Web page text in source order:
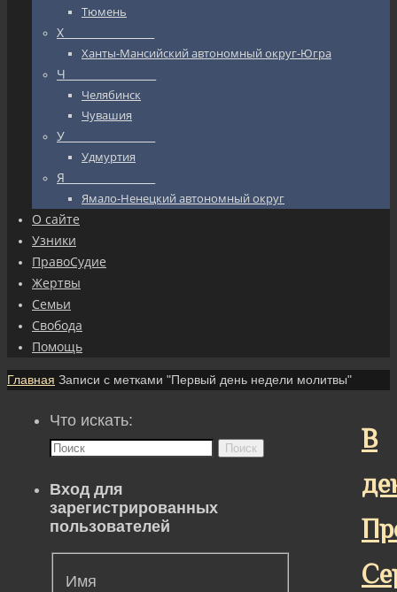
Тюмень
Х_________________
Ханты-Мансийский автономный округ-Югра
Ч_________________
Челябинск
Чувашия
У_________________
Удмуртия
Я_________________
Ямало-Ненецкий автономный округ
О сайте
Узники
ПравоСудие
Жертвы
Семьи
Свобода
Помощь
Главная Записи с метками "Первый день недели молитвы"
В
Что искать:
Поиск
Вход для
зарегистрированных
пользователей
Имя